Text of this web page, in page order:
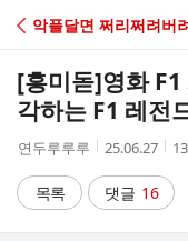
C
A
악플달면 쩌리쩌려버
[흥미돋]영화
각하는 F1 레전
작
자
연두루루루
작
시
간
25.06.27
조
수
목록 댓글 16